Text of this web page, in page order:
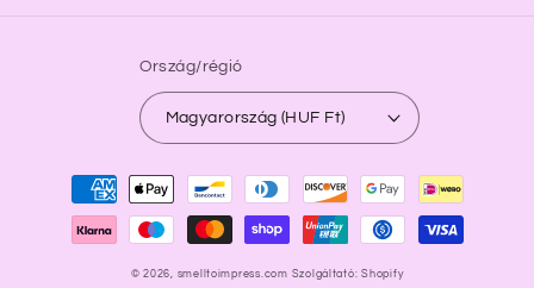
Ország/régió
Magyarország (HUF Ft)
Fizetési
módok
© 2026, smelltoimpress.com Szolgáltató: Shopify